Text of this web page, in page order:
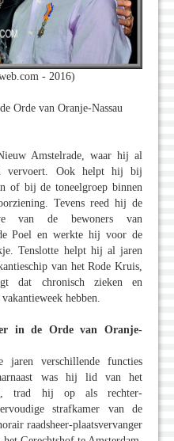
- 2016)
Orde van Oranje-Nassau
Amstelrade, waar hij al
vervoert. Ook helpt hij bij
of bij de toneelgroep binnen
Tevens reed hij de
van de bewoners van
Poel en werkte hij voor de
Tenslotte helpt hij al jaren
van het Rode Kruis,
dat chronisch zieken en
hebben.
in de Orde van Oranje-
verschillende functies
was hij lid van het
trad hij op als rechter-
strafkamer van de
raadsheer-plaatsvervanger